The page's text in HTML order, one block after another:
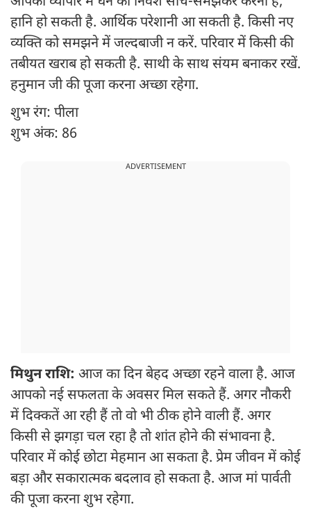
हानि हो सकती है. आर्थिक परेशानी आ सकती है. किसी नए
व्यक्ति को समझने में जल्दबाजी न करें. परिवार में किसी की
तबीयत खराब हो सकती है. साथी के साथ संयम बनाकर रखें.
हनुमान जी की पूजा करना अच्छा रहेगा.
शुभ रंग: पीला
शुभ अंक: 86
ADVERTISEMENT
मिथुन राशि: आज का दिन बेहद अच्छा रहने वाला है. आज
आपको नई सफलता के अवसर मिल सकते हैं. अगर नौकरी
में दिक्कतें आ रही हैं तो वो भी ठीक होने वाली हैं. अगर
किसी से झगड़ा चल रहा है तो शांत होने की संभावना है.
परिवार में कोई छोटा मेहमान आ सकता है. प्रेम जीवन में कोई
बड़ा और सकारात्मक बदलाव हो सकता है. आज मां पार्वती
की पूजा करना शुभ रहेगा.